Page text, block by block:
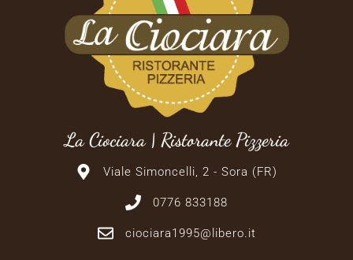
La Ciociara | Ristorante Pizzeria
Viale Simoncelli, 2 - Sora (FR)
0776 833188
ciociara1995@libero.it